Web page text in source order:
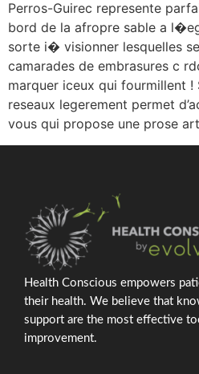
Perros-Guirec represente
bord de la afropre sable a
sorte i� visionner lesquelles
camarades de embrasures c
marquer iceux qui fourmillent !
reseaux legerement permet
vous qui propose une prose
Health Conscious empowers
their health. We believe that
support are the most effective
improvement.